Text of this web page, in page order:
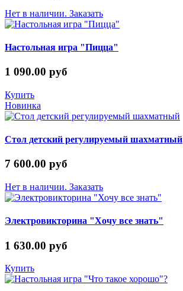
Нет в наличии. Заказать
Настольная игра "Пицца"
1 090.00 руб
Купить
Новинка
Стол детский регулируемый шахматный
7 600.00 руб
Нет в наличии. Заказать
Электровикторина "Хочу все знать"
1 630.00 руб
Купить